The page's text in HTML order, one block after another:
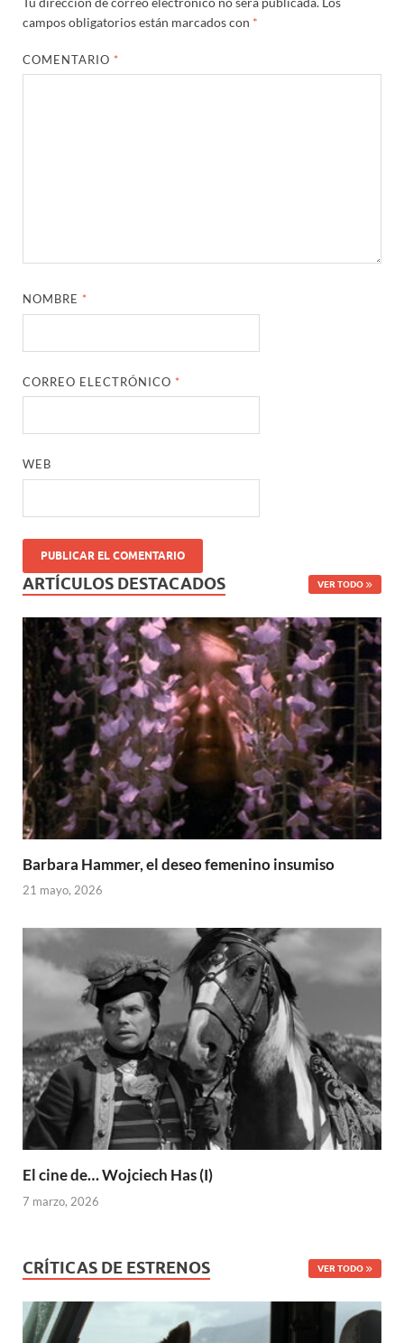
campos obligatorios están marcados con *
COMENTARIO *
NOMBRE *
CORREO ELECTRÓNICO *
WEB
ARTÍCULOS DESTACADOS VER TODO
Barbara Hammer, el deseo femenino insumiso
21 mayo, 2026
El cine de… Wojciech Has (I)
7 marzo, 2026
CRÍTICAS DE ESTRENOS VER TODO